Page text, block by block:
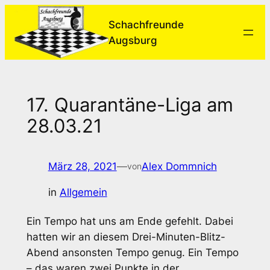
springen
Schachfreunde
Augsburg
17. Quarantäne-Liga am
28.03.21
März 28, 2021—vonAlex Dommnich
in Allgemein
Ein Tempo hat uns am Ende gefehlt. Dabei
hatten wir an diesem Drei-Minuten-Blitz-
Abend ansonsten Tempo genug. Ein Tempo